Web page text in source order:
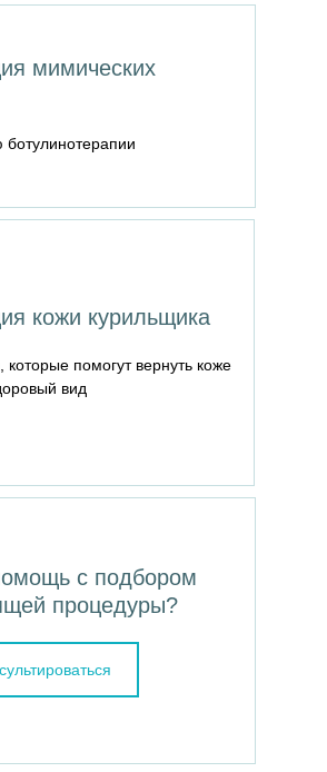
кожи курильщика
помогут вернуть коже
вид
мимических
с подбором
процедуры?